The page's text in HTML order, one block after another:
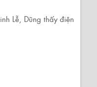
Lễ, Dũng thấy điện